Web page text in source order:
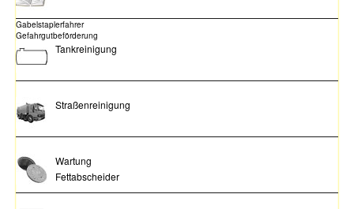
Gabelstaplerfahrer
Gefahrgutbeförderung
Tankreinigung
Straßenreinigung
Wartung
Fettabscheider